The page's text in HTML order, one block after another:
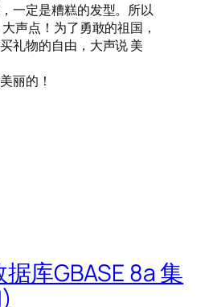
一定是糟糕的发型。所以
声点！为了勇敢的祖国，
礼物的自由，大声说 美
丽的！
库GBASE 8a 集